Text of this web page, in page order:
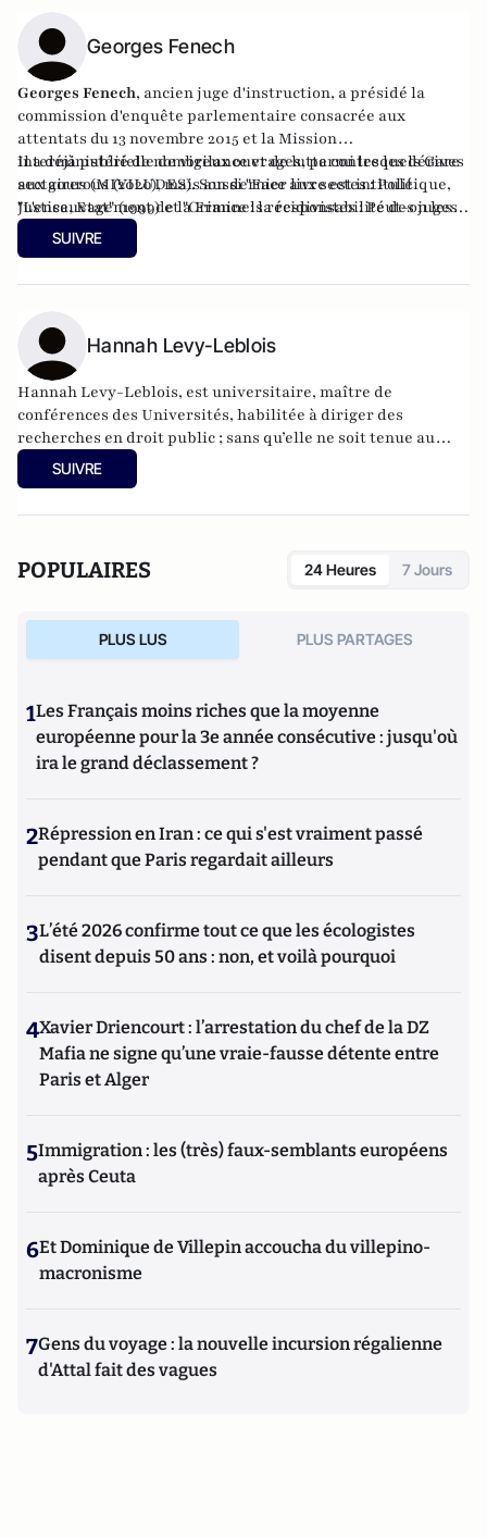
protéger. Georges Fenech
Georges Fenech, ancien juge d'instruction, a présidé la
commission d'enquête parlementaire consacrée aux
attentats du 13 novembre 2015 et la Mission
interministérielle de vigilance et de lutte contre les dérives
sectaires (MIVILUDES). Son dernier livre est intitulé
"L'ensauvagement de la France : la responsabilité des juges
et des politiques" (2023) aux éditions du Rocher.
Il a déjà publié de nombreux ouvrages, parmi lesquels Gare
aux gourous (2020), mais aussi "Face aux sectes : Politique,
Justice, Etat" (1999) et "Criminels récidivistes : Peut-on les
laisser sortir ?
" (2007).
SUIVRE
Hannah Levy-Leblois
Hannah Levy-Leblois, est universitaire, maître de
conférences des Universités, habilitée à diriger des
recherches en droit public ; sans qu’elle ne soit tenue au
devoir de réserve, la situation actuelle au sein de
l’Université française lui impose pourtant une obligation de
SUIVRE
POPULAIRES 24 Heures 7 Jours
PLUS LUS PLUS PARTAGES
1Les Français moins riches que la moyenne
européenne pour la 3e année consécutive : jusqu'où
ira le grand déclassement ?
2Répression en Iran : ce qui s'est vraiment passé
pendant que Paris regardait ailleurs
3L’été 2026 confirme tout ce que les écologistes
disent depuis 50 ans : non, et voilà pourquoi
4Xavier Driencourt : l’arrestation du chef de la DZ
Mafia ne signe qu’une vraie-fausse détente entre
Paris et Alger
5Immigration : les (très) faux-semblants européens
après Ceuta
6Et Dominique de Villepin accoucha du villepino-
macronisme
7Gens du voyage : la nouvelle incursion régalienne
d'Attal fait des vagues